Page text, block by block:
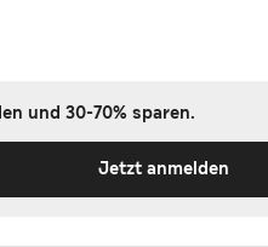
und 30-70% sparen.
Jetzt anmelden